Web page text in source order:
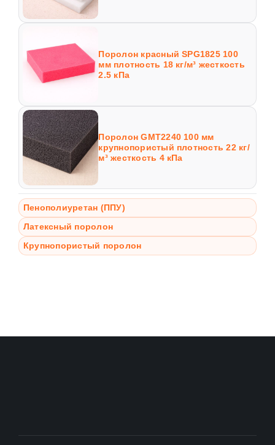
Поролон красный SPG1825 100
мм плотность 18 кг/м³ жесткость
2.5 кПа
Поролон GMT2240 100 мм
крупнопористый плотность 22 кг/
м³ жесткость 4 кПа
Пенополиуретан (ППУ)
Латексный поролон
Крупнопористый поролон